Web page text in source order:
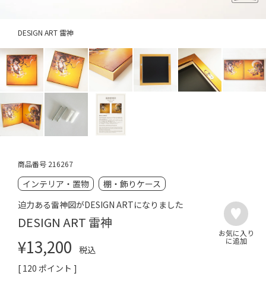
DESIGN ART 雷神
商品番号 216267
インテリア・置物
棚・飾りケース
迫力ある雷神図がDESIGN ARTになりました
DESIGN ART 雷神
¥13,200
税込
[ 120 ポイント ]